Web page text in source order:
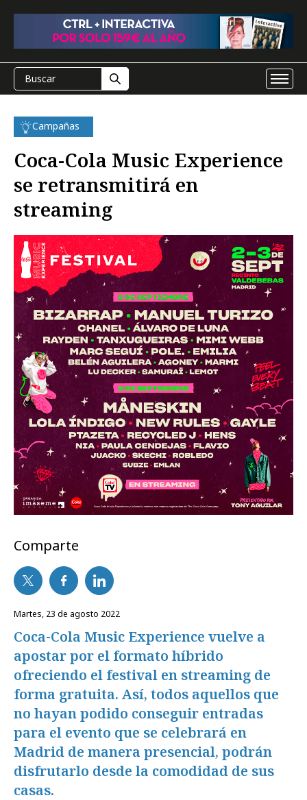
Campañas
Coca-Cola Music Experience
se retransmitirá en
streaming
Comparte
martes, 23 de agosto 2022
Coca-Cola Music Experience vuelve a
apostar por el formato híbrido
ofreciendo el festival en streaming de
forma gratuita. Así, todos aquellos que
no hayan podido conseguir entradas
para el evento que se celebrará en
Madrid de manera presencial, podrán
disfrutarlo desde la comodidad de sus
casas.